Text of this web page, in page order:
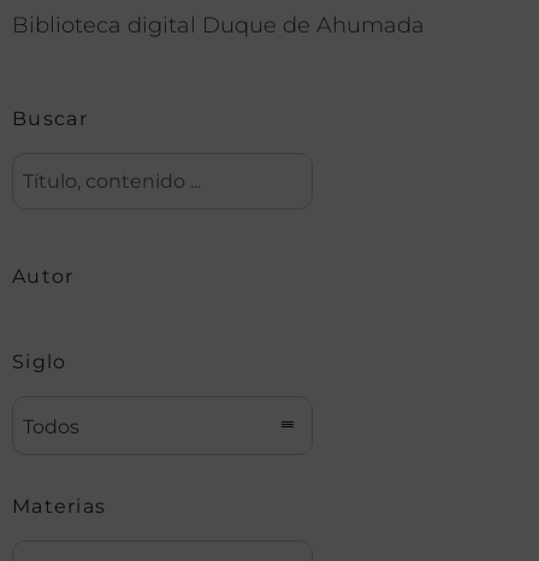
Biblioteca digital Duque de Ahumada
Buscar
Autor
Siglo
Todos
Materias